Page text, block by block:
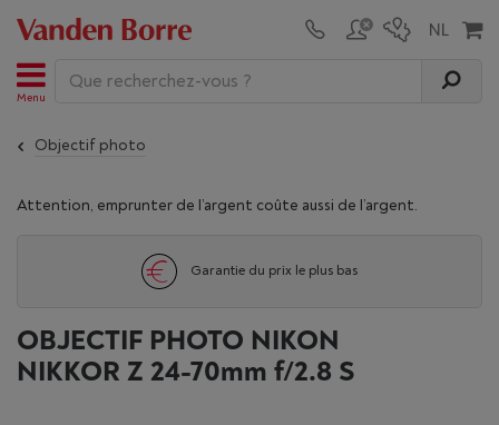
Menu
Objectif photo
Attention, emprunter de l’argent coûte aussi de l’argent.
Garantie du prix le plus bas
OBJECTIF PHOTO NIKON
NIKKOR Z 24-70mm f/2.8 S